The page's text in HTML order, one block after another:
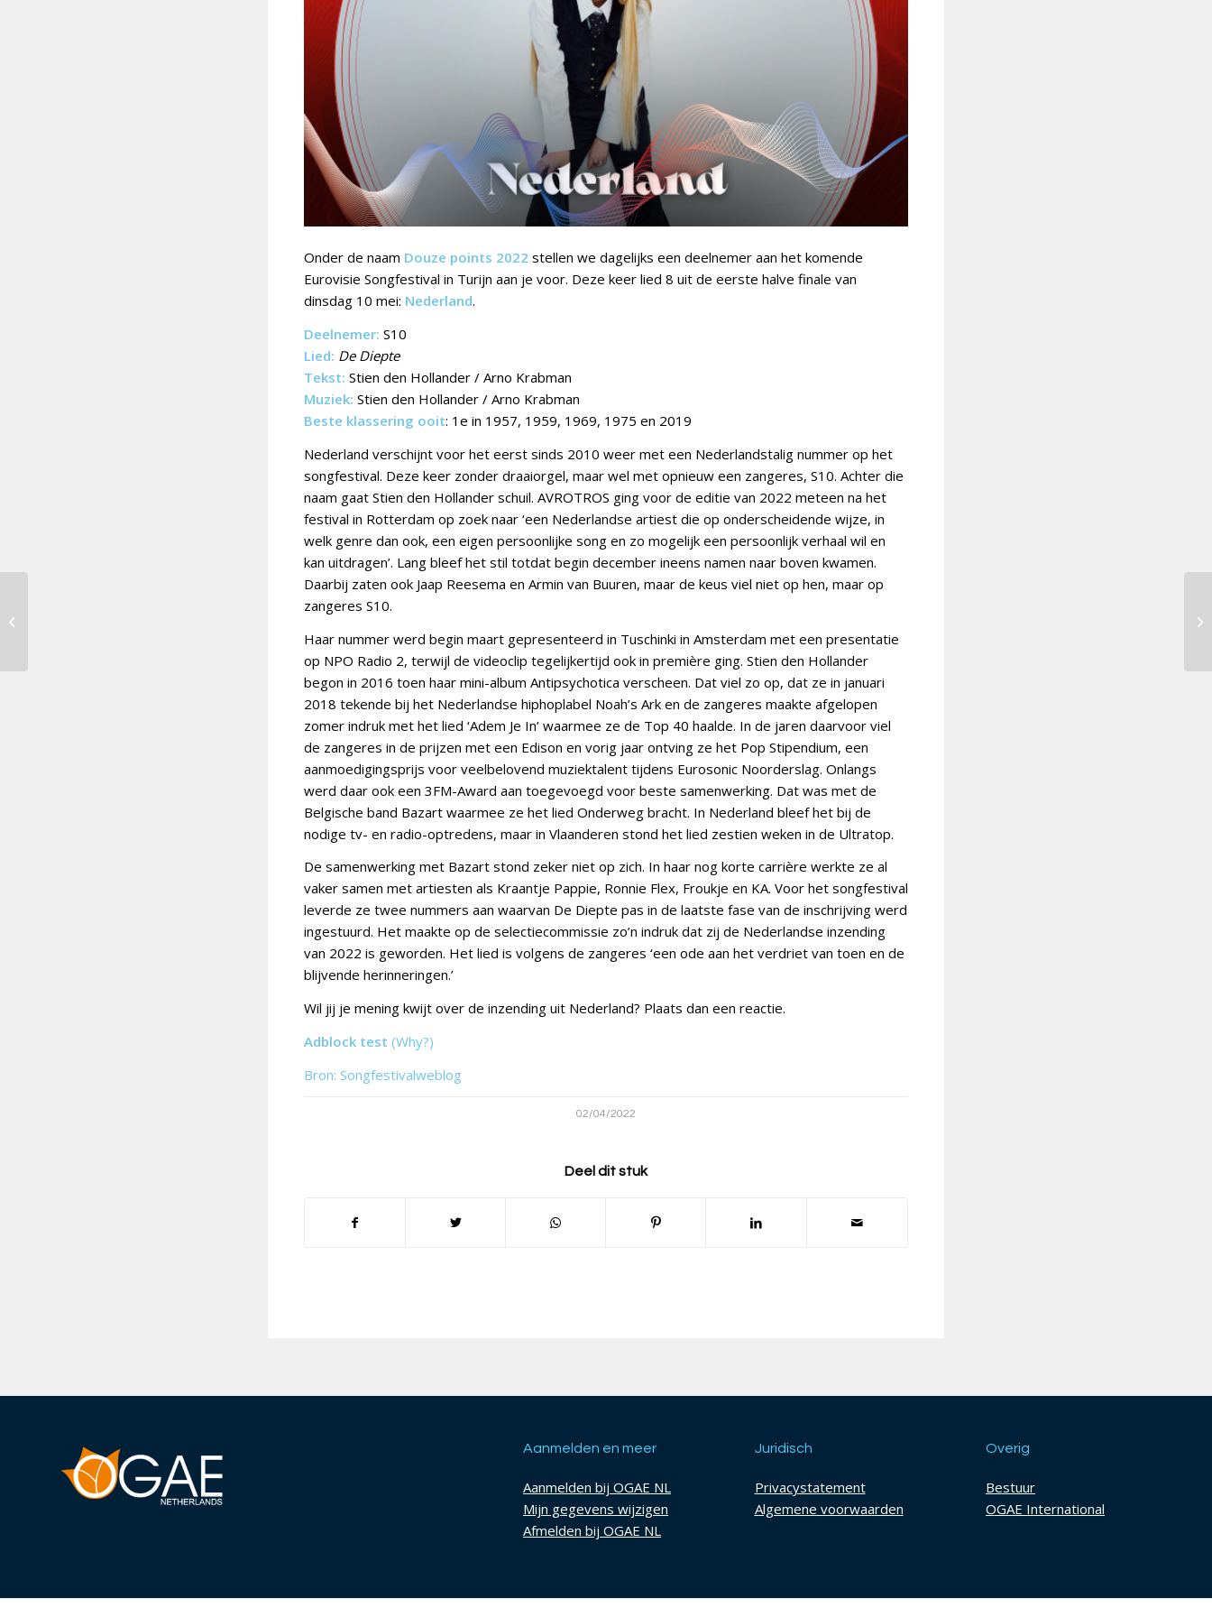
Onder de naam Douze points 2022 stellen we dagelijks een deelnemer aan het komende
Eurovisie Songfestival in Turijn aan je voor. Deze keer lied 8 uit de eerste halve finale van
dinsdag 10 mei: Nederland.
Deelnemer: S10
Lied: De Diepte
Tekst: Stien den Hollander / Arno Krabman
Muziek: Stien den Hollander / Arno Krabman
Beste klassering ooit: 1e in 1957, 1959, 1969, 1975 en 2019
Nederland verschijnt voor het eerst sinds 2010 weer met een Nederlandstalig nummer op het
songfestival. Deze keer zonder draaiorgel, maar wel met opnieuw een zangeres, S10. Achter die
naam gaat Stien den Hollander schuil. AVROTROS ging voor de editie van 2022 meteen na het
festival in Rotterdam op zoek naar ‘een Nederlandse artiest die op onderscheidende wijze, in
welk genre dan ook, een eigen persoonlijke song en zo mogelijk een persoonlijk verhaal wil en
kan uitdragen’. Lang bleef het stil totdat begin december ineens namen naar boven kwamen.
Daarbij zaten ook Jaap Reesema en Armin van Buuren, maar de keus viel niet op hen, maar op
zangeres S10.
Haar nummer werd begin maart gepresenteerd in Tuschinki in Amsterdam met een presentatie
op NPO Radio 2, terwijl de videoclip tegelijkertijd ook in première ging. Stien den Hollander
begon in 2016 toen haar mini-album Antipsychotica verscheen. Dat viel zo op, dat ze in januari
2018 tekende bij het Nederlandse hiphoplabel Noah’s Ark en de zangeres maakte afgelopen
zomer indruk met het lied ‘Adem Je In’ waarmee ze de Top 40 haalde. In de jaren daarvoor viel
de zangeres in de prijzen met een Edison en vorig jaar ontving ze het Pop Stipendium, een
aanmoedigingsprijs voor veelbelovend muziektalent tijdens Eurosonic Noorderslag. Onlangs
werd daar ook een 3FM-Award aan toegevoegd voor beste samenwerking. Dat was met de
Belgische band Bazart waarmee ze het lied Onderweg bracht. In Nederland bleef het bij de
nodige tv- en radio-optredens, maar in Vlaanderen stond het lied zestien weken in de Ultratop.
De samenwerking met Bazart stond zeker niet op zich. In haar nog korte carrière werkte ze al
vaker samen met artiesten als Kraantje Pappie, Ronnie Flex, Froukje en KA. Voor het songfestival
leverde ze twee nummers aan waarvan De Diepte pas in de laatste fase van de inschrijving werd
ingestuurd. Het maakte op de selectiecommissie zo’n indruk dat zij de Nederlandse inzending
van 2022 is geworden. Het lied is volgens de zangeres ‘een ode aan het verdriet van toen en de
blijvende herinneringen.’
Wil jij je mening kwijt over de inzending uit Nederland? Plaats dan een reactie.
Adblock test (Why?)
Bron: Songfestivalweblog
02/04/2022
Deel dit stuk
Aanmelden en meer
Aanmelden bij OGAE NL
Mijn gegevens wijzigen
Afmelden bij OGAE NL
Juridisch
Privacystatement
Algemene voorwaarden
Overig
Bestuur
OGAE International